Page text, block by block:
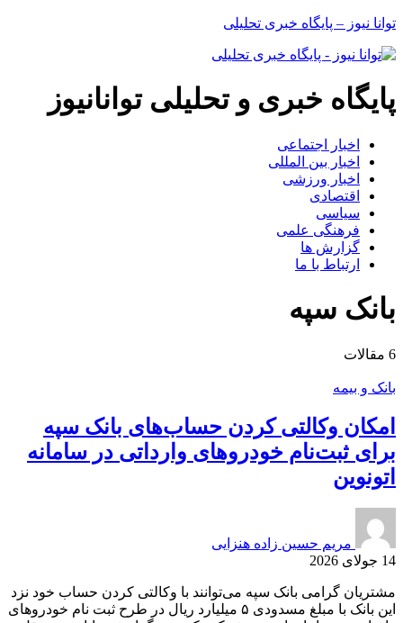
توانا نیوز – پایگاه خبری تحلیلی
پایگاه خبری و تحلیلی توانانیوز
اخبار اجتماعی
اخبار بین المللی
اخبار ورزشی
اقتصادی
سیاسی
فرهنگی علمی
گزارش ها
ارتباط با ما
بانک سپه
6 مقالات
بانک و بیمه
امکان وکالتی کردن حساب‌های بانک سپه
برای ثبت‌نام خودروهای وارداتی در سامانه
اتونوین
مریم حسین زاده هنزایی
14 جولای 2026
مشتریان گرامی بانک سپه می‌توانند با وکالتی کردن حساب خود نزد
این بانک با مبلغ مسدودی ۵ میلیارد ریال در طرح ثبت نام خودرو‌های